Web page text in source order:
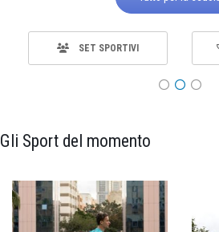
SET SPORTIVI
Gli Sport del momento